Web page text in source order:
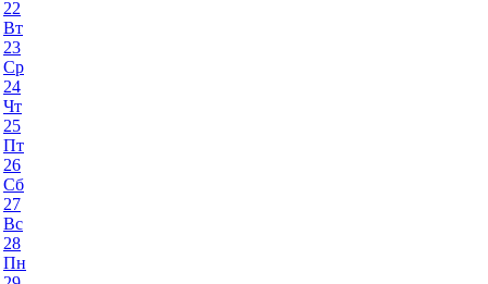
22
Вт
23
Ср
24
Чт
25
Пт
26
Сб
27
Вс
28
Пн